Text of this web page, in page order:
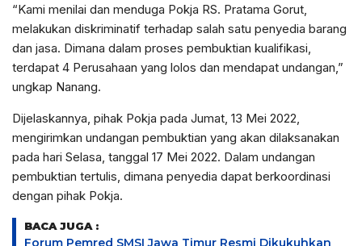
“Kami menilai dan menduga Pokja RS. Pratama Gorut,
melakukan diskriminatif terhadap salah satu penyedia barang
dan jasa. Dimana dalam proses pembuktian kualifikasi,
terdapat 4 Perusahaan yang lolos dan mendapat undangan,”
ungkap Nanang.
Dijelaskannya, pihak Pokja pada Jumat, 13 Mei 2022,
mengirimkan undangan pembuktian yang akan dilaksanakan
pada hari Selasa, tanggal 17 Mei 2022. Dalam undangan
pembuktian tertulis, dimana penyedia dapat berkoordinasi
dengan pihak Pokja.
BACA JUGA :
Forum Pemred SMSI Jawa Timur Resmi Dikukuhkan